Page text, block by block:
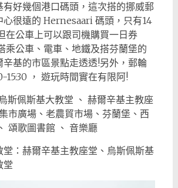
好幾個港口碼頭，這次搭的挪威郵
心很遠的 Hernesaari 碼頭，只有14
在公車上可以跟司機購買一日券
乘公車、電車、地鐵及搭芬蘭堡的
辛基的市區景點走透透!另外，郵輪
15:30 ， 遊玩時間實在有限阿!
斯佩斯基大教堂 、 赫爾辛基主教座
市廣場、老農貿市場、芬蘭堡、西
頌歌圖書館 、 音樂廳
堂：赫爾辛基主教座堂、烏斯佩斯基
堂